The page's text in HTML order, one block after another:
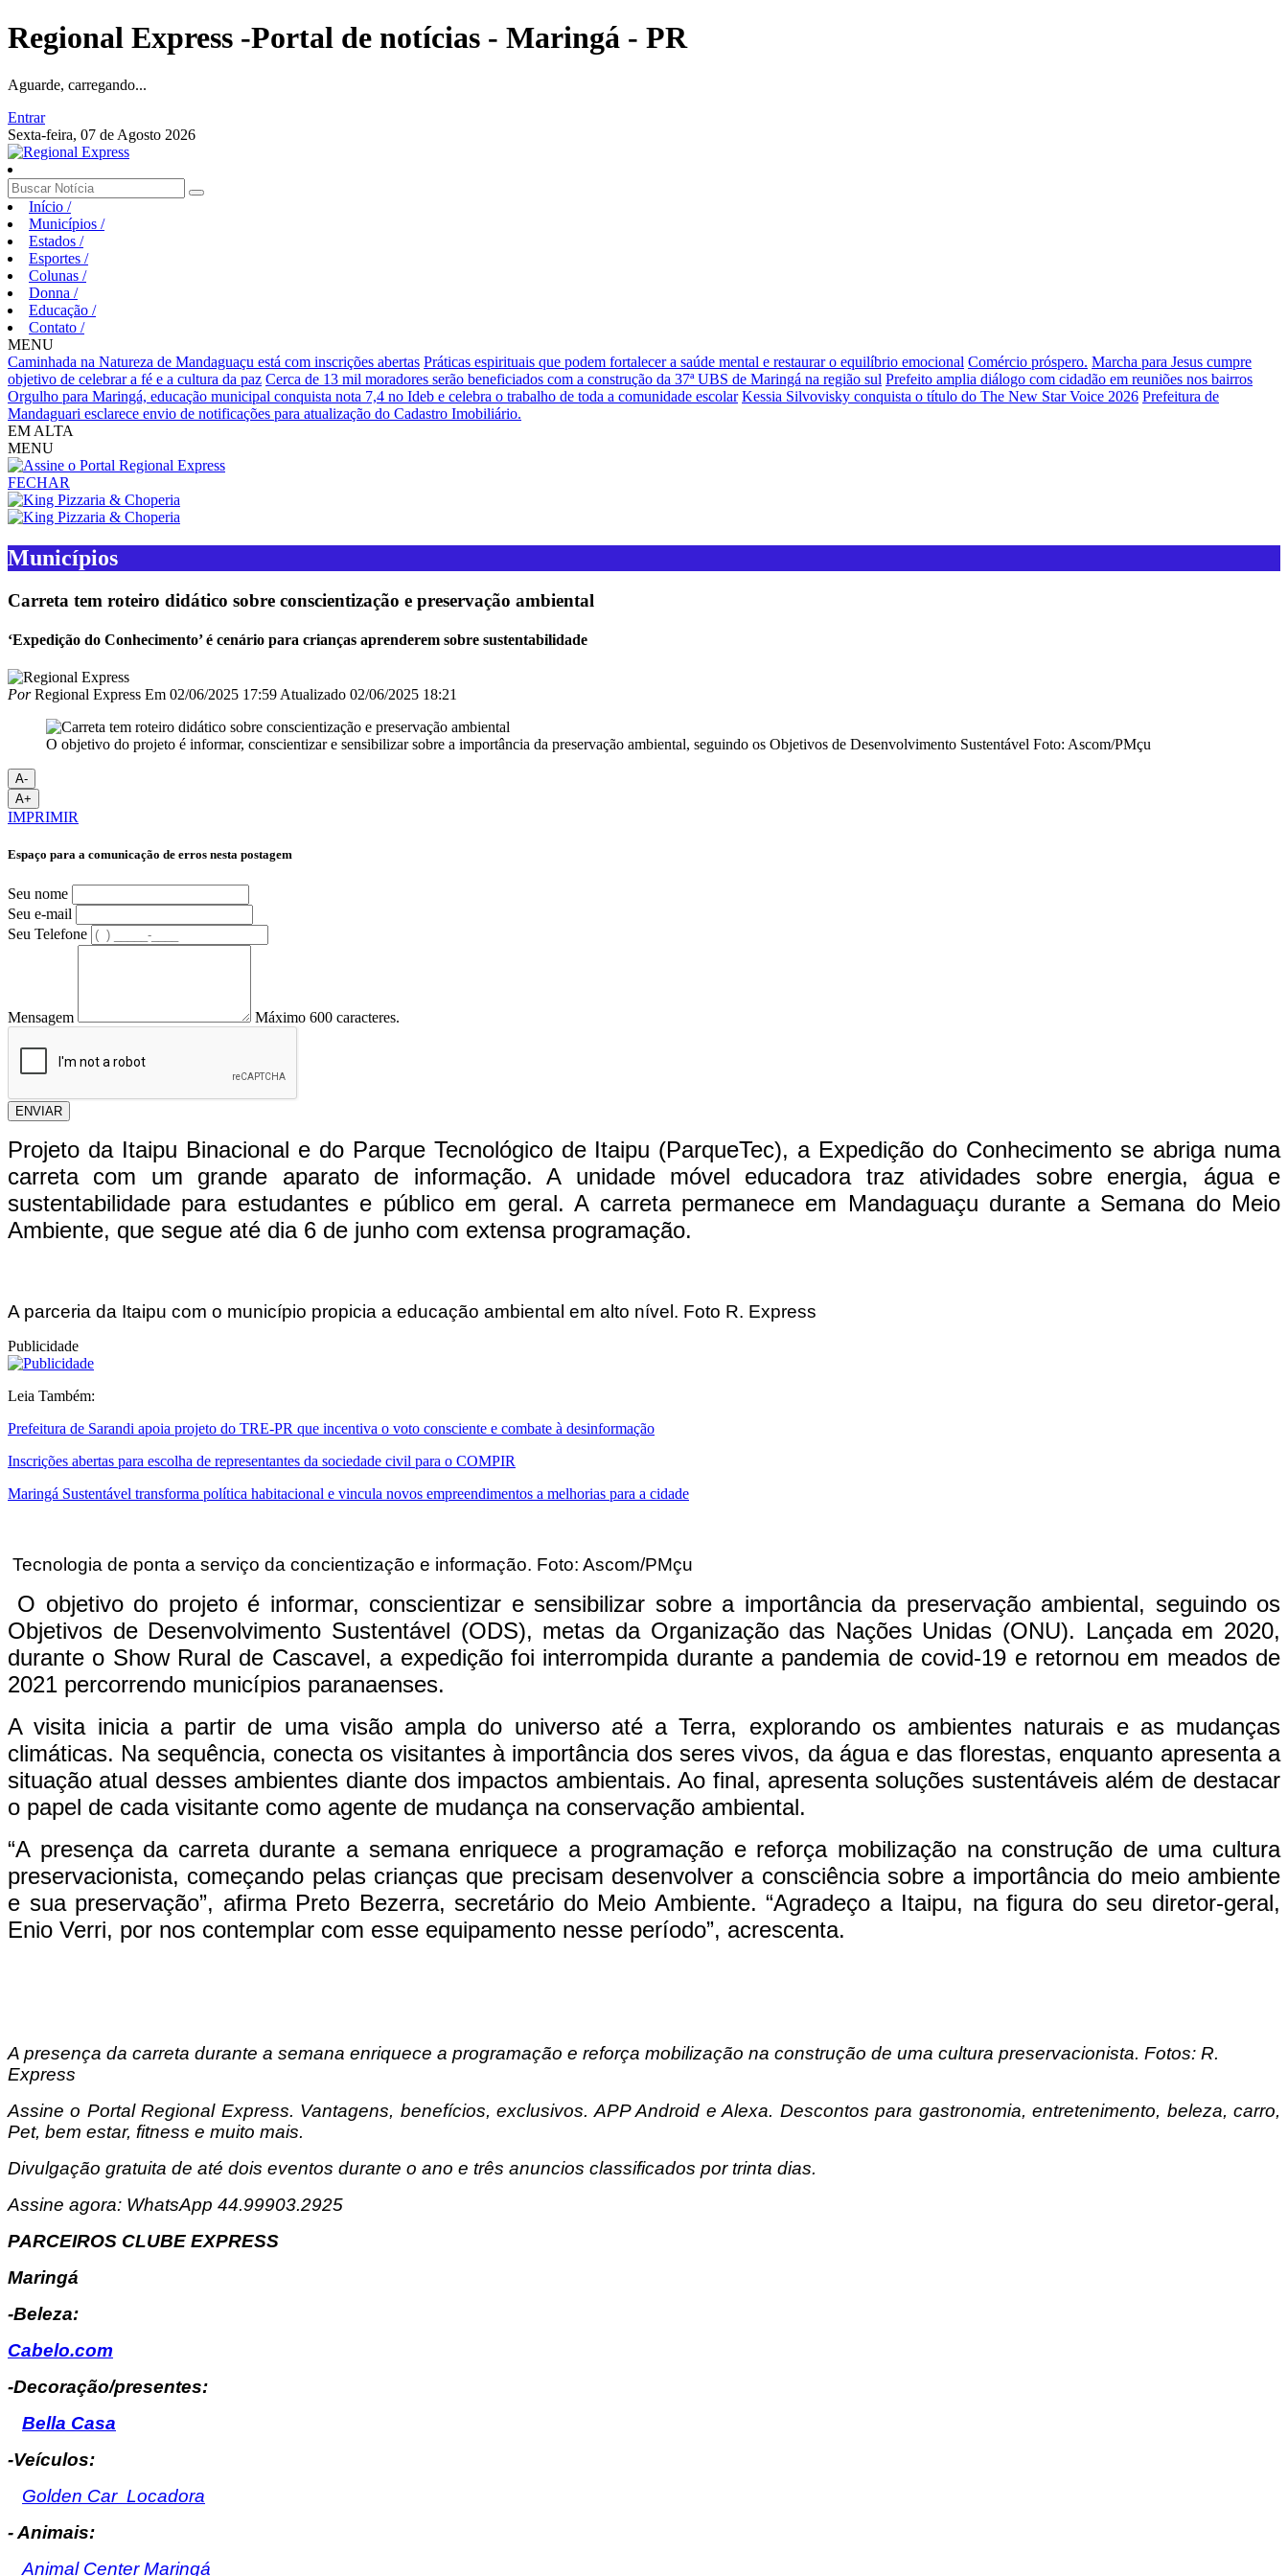
Regional Express -Portal de notícias - Maringá - PR
Aguarde, carregando...
Entrar
Sexta-feira, 07 de Agosto 2026
Início /
Municípios /
Estados /
Esportes /
Colunas /
Donna /
Educação /
Contato /
MENU
Caminhada na Natureza de Mandaguaçu está com inscrições abertas Práticas espirituais que podem fortalecer a saúde mental e restaurar o equilíbrio emocional Comércio próspero. Marcha para Jesus cumpre
objetivo de celebrar a fé e a cultura da paz Cerca de 13 mil moradores serão beneficiados com a construção da 37ª UBS de Maringá na região sul Prefeito amplia diálogo com cidadão em reuniões nos bairros
Orgulho para Maringá, educação municipal conquista nota 7,4 no Ideb e celebra o trabalho de toda a comunidade escolar Kessia Silvovisky conquista o título do The New Star Voice 2026 Prefeitura de
Mandaguari esclarece envio de notificações para atualização do Cadastro Imobiliário.
EM ALTA
MENU
FECHAR
Municípios
Carreta tem roteiro didático sobre conscientização e preservação ambiental
‘Expedição do Conhecimento’ é cenário para crianças aprenderem sobre sustentabilidade
PorRegional Express Em 02/06/2025 17:59 Atualizado 02/06/2025 18:21
O objetivo do projeto é informar, conscientizar e sensibilizar sobre a importância da preservação ambiental, seguindo os Objetivos de Desenvolvimento Sustentável Foto: Ascom/PMçu
A-
A+
IMPRIMIR
Espaço para a comunicação de erros nesta postagem
Seu nome
Seu e-mail
Seu Telefone
Mensagem Máximo 600 caracteres.
ENVIAR
Projeto da Itaipu Binacional e do Parque Tecnológico de Itaipu (ParqueTec), a Expedição do Conhecimento se abriga numa
carreta com um grande aparato de informação. A unidade móvel educadora traz atividades sobre energia, água e
sustentabilidade para estudantes e público em geral. A carreta permanece em Mandaguaçu durante a Semana do Meio
Ambiente, que segue até dia 6 de junho com extensa programação.
A parceria da Itaipu com o município propicia a educação ambiental em alto nível. Foto R. Express
Publicidade
Leia Também:
Prefeitura de Sarandi apoia projeto do TRE-PR que incentiva o voto consciente e combate à desinformação
Inscrições abertas para escolha de representantes da sociedade civil para o COMPIR
Maringá Sustentável transforma política habitacional e vincula novos empreendimentos a melhorias para a cidade
Tecnologia de ponta a serviço da concientização e informação. Foto: Ascom/PMçu
O objetivo do projeto é informar, conscientizar e sensibilizar sobre a importância da preservação ambiental, seguindo os
Objetivos de Desenvolvimento Sustentável (ODS), metas da Organização das Nações Unidas (ONU). Lançada em 2020,
durante o Show Rural de Cascavel, a expedição foi interrompida durante a pandemia de covid-19 e retornou em meados de
2021 percorrendo municípios paranaenses.
A visita inicia a partir de uma visão ampla do universo até a Terra, explorando os ambientes naturais e as mudanças
climáticas. Na sequência, conecta os visitantes à importância dos seres vivos, da água e das florestas, enquanto apresenta a
situação atual desses ambientes diante dos impactos ambientais. Ao final, apresenta soluções sustentáveis além de destacar
o papel de cada visitante como agente de mudança na conservação ambiental.
“A presença da carreta durante a semana enriquece a programação e reforça mobilização na construção de uma cultura
preservacionista, começando pelas crianças que precisam desenvolver a consciência sobre a importância do meio ambiente
e sua preservação”, afirma Preto Bezerra, secretário do Meio Ambiente. “Agradeço a Itaipu, na figura do seu diretor-geral,
Enio Verri, por nos contemplar com esse equipamento nesse período”, acrescenta.
A presença da carreta durante a semana enriquece a programação e reforça mobilização na construção de uma cultura preservacionista. Fotos: R.
Express
Assine o Portal Regional Express. Vantagens, benefícios, exclusivos. APP Android e Alexa. Descontos para gastronomia, entretenimento, beleza, carro,
Pet, bem estar, fitness e muito mais.
Divulgação gratuita de até dois eventos durante o ano e três anuncios classificados por trinta dias.
Assine agora: WhatsApp 44.99903.2925
PARCEIROS CLUBE EXPRESS
Maringá
-Beleza:
Cabelo.com
-Decoração/presentes:
Bella Casa
-Veículos:
Golden Car Locadora
- Animais:
Animal Center Maringá